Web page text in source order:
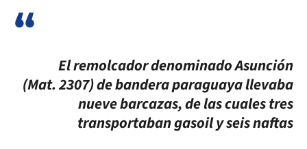
El remolcador denominado Asunción
(Mat. 2307) de bandera paraguaya llevaba
nueve barcazas, de las cuales tres
transportaban gasoil y seis naftas